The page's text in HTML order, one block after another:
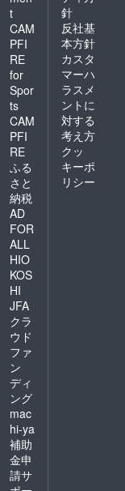
t
CAM
PFI
RE
for
Spor
ts
CAM
PFI
RE
ふる
さと
納税
AD
FOR
ALL
HIO
KOS
HI
JFA
クラ
ウド
ファ
ン
ディ
ング
mac
hi-ya
補助
金申
請サ
針
反社基
本方針
カスタ
マーハ
ラスメ
ントに
対する
考え方
クッ
キーポ
リシー